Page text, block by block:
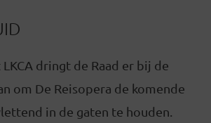
dringt de Raad er bij de
om De Reisopera de komende
in de gaten te houden.